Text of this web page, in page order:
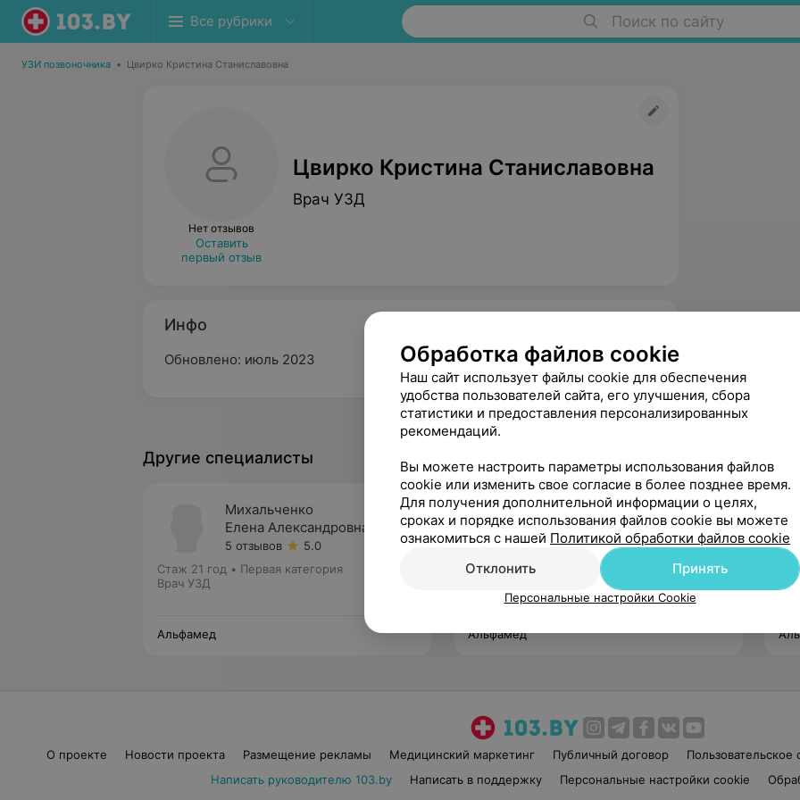
Все рубрики Поиск по сайту
УЗИ позвоночника • Цвирко Кристина Станиславовна
Нет отзывов
Оставить
первый отзыв
Цвирко Кристина Станиславовна
Врач УЗД
Инфо
Обновлено: июль 2023
Другие специалисты
Михальченко
Елена Александровна
5 отзывов
5.0
Стаж 21 год • Первая категория
Врач УЗД
Альфамед
Соловьева
Елена Сергеевна
17 отзывов
4.8
Стаж 21 год
Первая категория
Альфамед
О проекте Новости проекта Размещение рекламы Медицинский маркетинг Публичный договор Пользовательское
Написать руководителю 103.by
Написать в поддержку Персональные настройки cookie
Обработка файлов cookie
Наш сайт использует файлы cookie для обеспечения
удобства пользователей сайта, его улучшения, сбора
статистики и предоставления персонализированных
рекомендаций.
Вы можете настроить параметры использования файлов
cookie или изменить свое согласие в более позднее время.
Для получения дополнительной информации о целях,
сроках и порядке использования файлов cookie вы можете
ознакомиться с нашей Политикой обработки файлов cookie
Отклонить
Принять
Персональные настройки Cookie